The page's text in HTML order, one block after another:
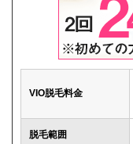
VIO脱毛料金
脱毛範囲